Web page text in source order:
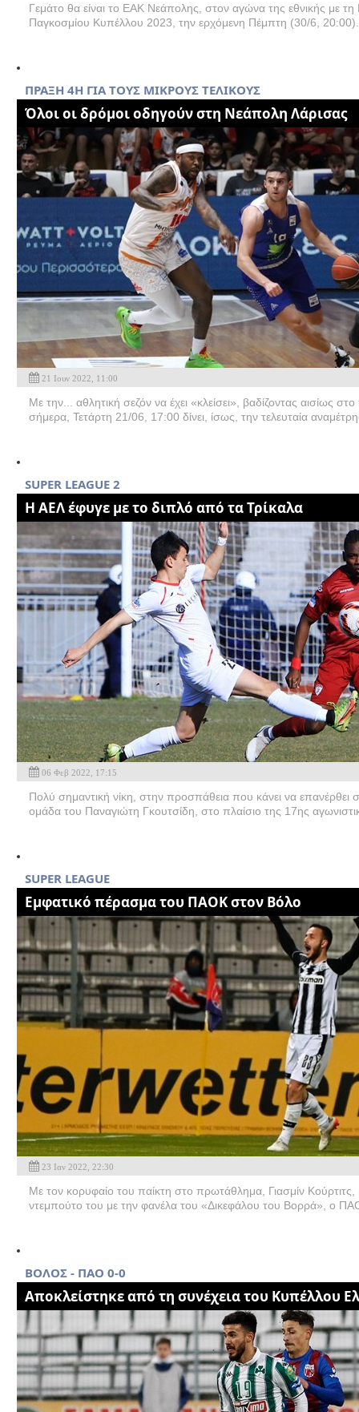
Γεμάτο θα είναι το ΕΑΚ Νεάπολης, στον αγώνα της εθνικής με τη
Παγκοσμίου Κυπέλλου 2023, την ερχόμενη Πέμπτη (30/6,
ΠΡΑΞΗ 4Η ΓΙΑ ΤΟΥΣ ΜΙΚΡΟΥΣ ΤΕΛΙΚΟΥΣ
Όλοι οι δρόμοι οδηγούν στη Νεάπολη Λάρισας
21 Ιουν 2022, 11:00
Με την... αθλητική σεζόν να έχει «κλείσει», βαδίζοντας αισίως
σήμερα, Τετάρτη 21/06, 17:00 δίνει, ίσως, την τελευταία
SUPER LEAGUE 2
Η ΑΕΛ έφυγε με το διπλό από τα Τρίκαλα
06 Φεβ 2022, 17:15
Πολύ σημαντική νίκη, στην προσπάθεια που κάνει να
ομάδα του Παναγιώτη Γκουτσίδη, στο πλαίσιο της 17ης
SUPER LEAGUE
Εμφατικό πέρασμα του ΠΑΟΚ στον Βόλο
23 Ιαν 2022, 22:30
Με τον κορυφαίο του παίκτη στο πρωτάθλημα, Γιασμίν
ντεμπούτο του με την φανέλα του «Δικεφάλου του Βορρά», ο
ΒΟΛΟΣ - ΠΑΟ 0-0
Aποκλείστηκε από τη συνέχεια του Κυπέλλου